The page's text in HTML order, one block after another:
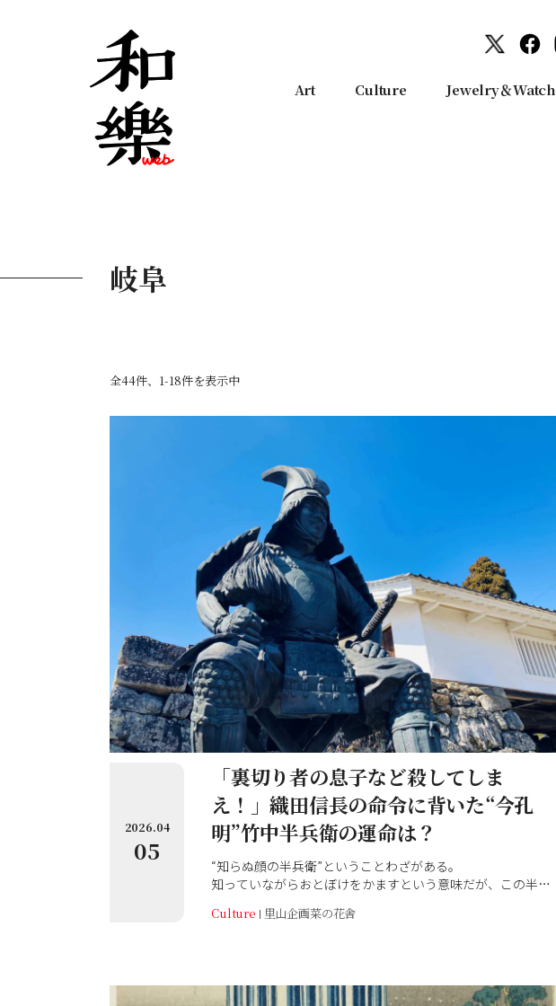
Art Culture Jewelry＆Watch
岐阜
全44件、1-18件を表示中
2026.04
05
「裏切り者の息子など殺してしま
え！」織田信長の命令に背いた“今孔
明”竹中半兵衛の運命は？
“知らぬ顔の半兵衛”ということわざがある。
知っていながらおとぼけをかますという意味だが、この半兵
言われている。
多い逸話に彩られた謎多き人物とされ、『三国志』に登場す
Culture 里山企画菜の花舎